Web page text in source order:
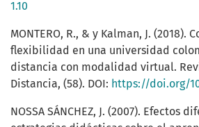
1.10
MONTERO, R., & y Kalman, J. (2018).
flexibilidad en una universidad
distancia con modalidad virtual.
Distancia, (58). DOI: https://doi.org/
NOSSA SÁNCHEZ, J. (2007). Efectos